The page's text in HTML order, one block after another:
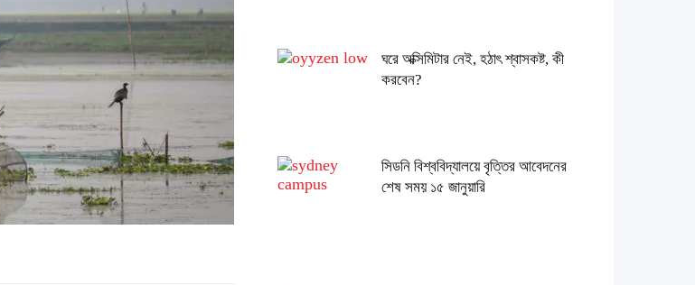
ঘরে অক্সিমিটার নেই, হঠাৎ শ্বাসকষ্ট, কী
করবেন?
সিডনি বিশ্ববিদ্যালয়ে বৃত্তির আবেদনের
শেষ সময় ১৫ জানুয়ারি